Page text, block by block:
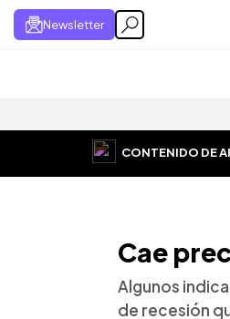
Newsletter
CONTENIDO DE
Cae
Algunos
de recesión